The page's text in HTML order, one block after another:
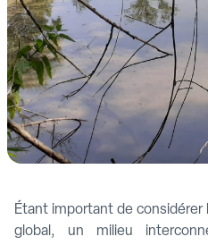
Étant important de
global, un milieu